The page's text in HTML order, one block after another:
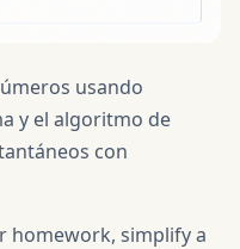
usando
y el algoritmo de
con
homework, simplify a